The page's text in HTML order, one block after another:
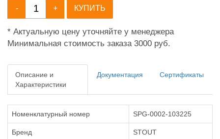
- + КУПИТЬ
* Актуальную цену уточняйте у менеджера
Минимальная стоимость заказа 3000 руб.
Описание и
Характеристики
Документация Сертификаты
Номенклатурный номер SPG-0002-103225
Бренд STOUT